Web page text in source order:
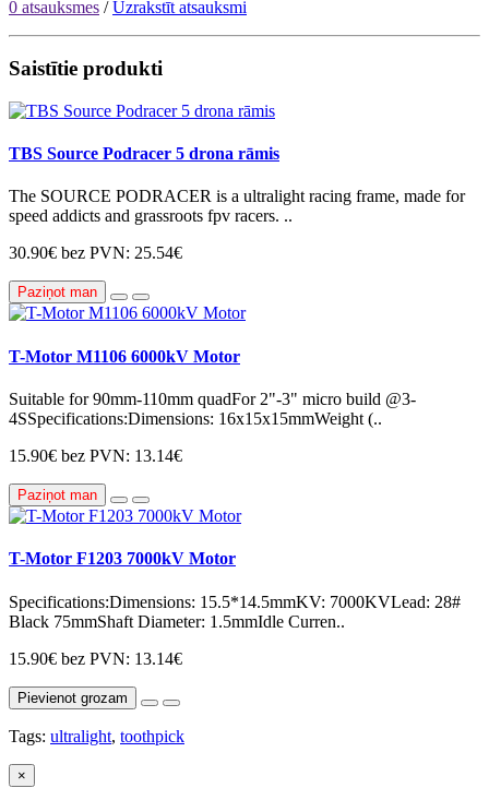
0 atsauksmes /Uzrakstīt atsauksmi
Saistītie produkti
TBS Source Podracer 5 drona rāmis
The SOURCE PODRACER is a ultralight racing frame, made for
speed addicts and grassroots fpv racers. ..
30.90€ bez PVN: 25.54€
Paziņot man
T-Motor M1106 6000kV Motor
Suitable for 90mm-110mm quadFor 2"-3" micro build @3-
4SSpecifications:Dimensions: 16x15x15mmWeight (..
15.90€ bez PVN: 13.14€
Paziņot man
T-Motor F1203 7000kV Motor
Specifications:Dimensions: 15.5*14.5mmKV: 7000KVLead: 28#
Black 75mmShaft Diameter: 1.5mmIdle Curren..
15.90€ bez PVN: 13.14€
Pievienot grozam
Tags: ultralight, toothpick
×